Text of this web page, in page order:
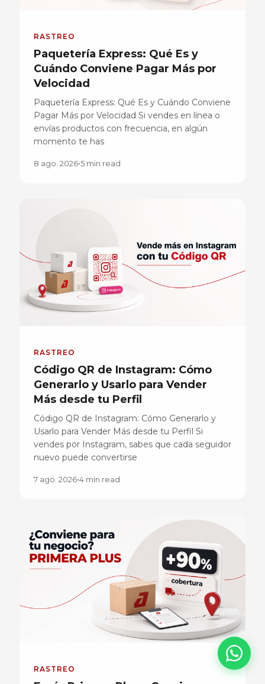
RASTREO
Paquetería Express: Qué Es y
Cuándo Conviene Pagar Más por
Velocidad
Paquetería Express: Qué Es y Cuándo Conviene
Pagar Más por Velocidad Si vendes en línea o
envías productos con frecuencia, en algún
momento te has
8 ago. 2026•5 min read
RASTREO
Código QR de Instagram: Cómo
Generarlo y Usarlo para Vender
Más desde tu Perfil
Código QR de Instagram: Cómo Generarlo y
Usarlo para Vender Más desde tu Perfil Si
vendes por Instagram, sabes que cada seguidor
nuevo puede convertirse
7 ago. 2026•4 min read
RASTREO